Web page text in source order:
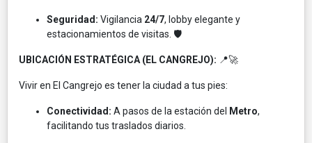
Seguridad: Vigilancia 24/7, lobby elegante y
estacionamientos de visitas. 🛡️
UBICACIÓN ESTRATÉGICA (EL CANGREJO): 📍🚀
Vivir en El Cangrejo es tener la ciudad a tus pies:
Conectividad: A pasos de la estación del Metro,
facilitando tus traslados diarios.